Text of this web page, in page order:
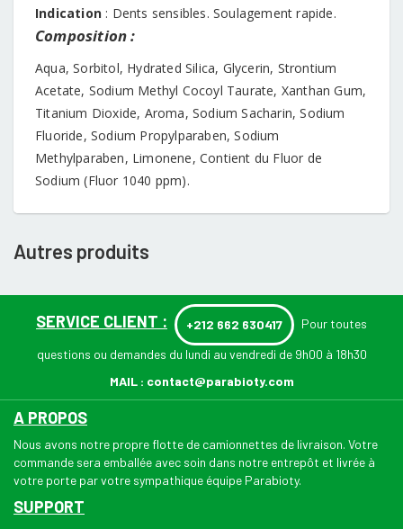
Indication : Dents sensibles. Soulagement rapide.
Composition :
Aqua, Sorbitol, Hydrated Silica, Glycerin, Strontium
Acetate, Sodium Methyl Cocoyl Taurate, Xanthan Gum,
Titanium Dioxide, Aroma, Sodium Sacharin, Sodium
Fluoride, Sodium Propylparaben, Sodium
Methylparaben, Limonene, Contient du Fluor de
Sodium (Fluor 1040 ppm).
Autres produits
SERVICE CLIENT : +212 662 630417 Pour toutes
questions ou demandes du lundi au vendredi de 9h00 à 18h30
MAIL : contact@parabioty.com
A PROPOS
Nous avons notre propre flotte de camionnettes de livraison. Votre
commande sera emballée avec soin dans notre entrepôt et livrée à
votre porte par votre sympathique équipe Parabioty.
SUPPORT